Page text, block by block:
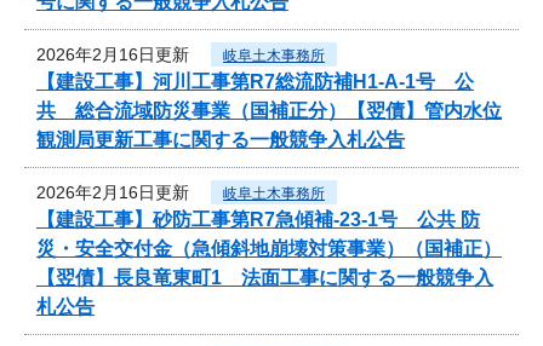
2026年2月16日更新 岐阜土木事務所
【建設工事】河川工事第R7総流防補H1-A-1号 公
共 総合流域防災事業（国補正分）【翌債】管内水位
観測局更新工事に関する一般競争入札公告
2026年2月16日更新 岐阜土木事務所
【建設工事】砂防工事第R7急傾補-23-1号 公共 防
災・安全交付金（急傾斜地崩壊対策事業）（国補正）
【翌債】長良竜東町1 法面工事に関する一般競争入
札公告